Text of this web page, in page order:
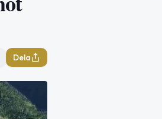
Dela